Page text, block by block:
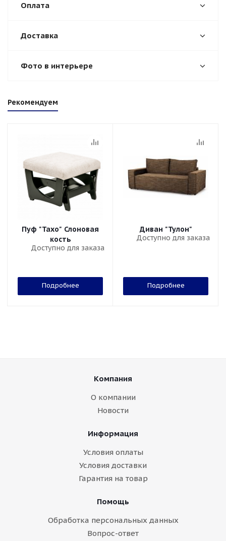
Оплата
Доставка
Фото в интерьере
Рекомендуем
Пуф "Тахо" Слоновая
кость
Доступно для заказа
Подробнее
Диван "Тулон"
Доступно для заказа
Подробнее
Компания
О компании
Новости
Информация
Условия оплаты
Условия доставки
Гарантия на товар
Помощь
Обработка персональных данных
Вопрос-ответ